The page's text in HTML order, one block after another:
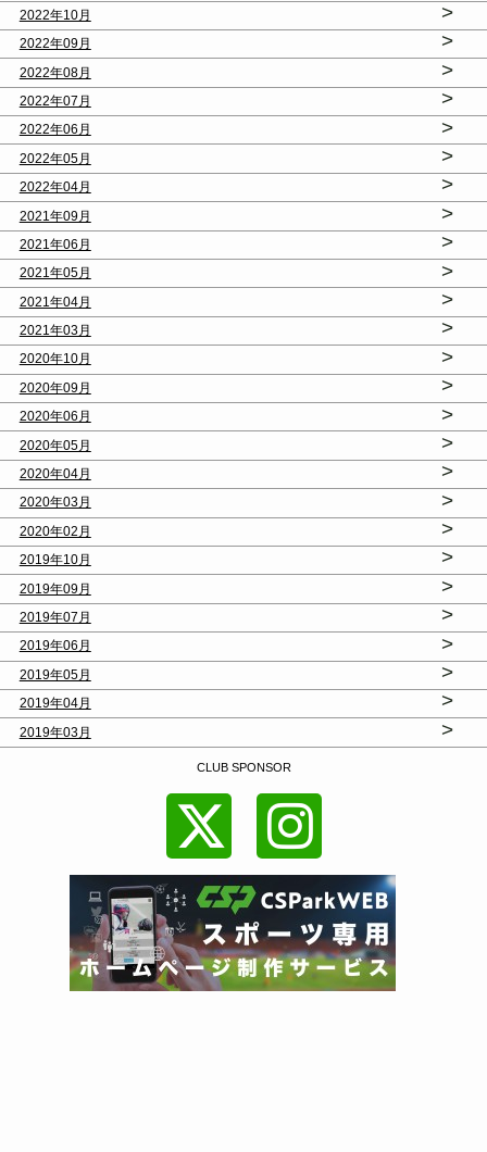
2022年10月 >
2022年09月 >
2022年08月 >
2022年07月 >
2022年06月 >
2022年05月 >
2022年04月 >
2021年09月 >
2021年06月 >
2021年05月 >
2021年04月 >
2021年03月 >
2020年10月 >
2020年09月 >
2020年06月 >
2020年05月 >
2020年04月 >
2020年03月 >
2020年02月 >
2019年10月 >
2019年09月 >
2019年07月 >
2019年06月 >
2019年05月 >
2019年04月 >
2019年03月 >
CLUB SPONSOR